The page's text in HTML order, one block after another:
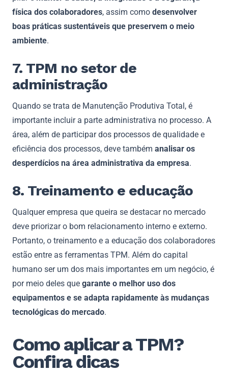
física dos colaboradores, assim como desenvolver
boas práticas sustentáveis que preservem o meio
ambiente.
7. TPM no setor de
administração
Quando se trata de Manutenção Produtiva Total, é
importante incluir a parte administrativa no processo. A
área, além de participar dos processos de qualidade e
eficiência dos processos, deve também analisar os
desperdícios na área administrativa da empresa.
8. Treinamento e educação
Qualquer empresa que queira se destacar no mercado
deve priorizar o bom relacionamento interno e externo.
Portanto, o treinamento e a educação dos colaboradores
estão entre as ferramentas TPM. Além do capital
humano ser um dos mais importantes em um negócio, é
por meio deles que garante o melhor uso dos
equipamentos e se adapta rapidamente às mudanças
tecnológicas do mercado.
Como aplicar a TPM?
Confira dicas